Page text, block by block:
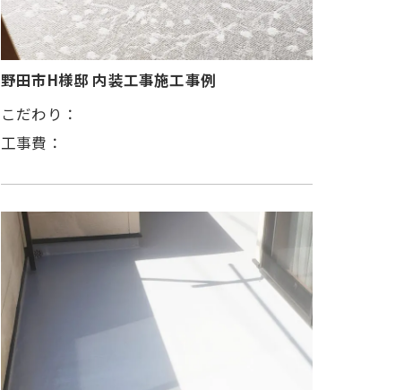
野田市H様邸 内装工事施工事例
こだわり：
工事費：